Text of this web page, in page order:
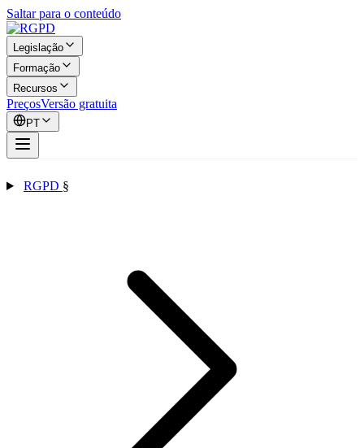
Saltar para o conteúdo
Legislação
Formação
Recursos
PreçosVersão gratuita
PT
RGPD §